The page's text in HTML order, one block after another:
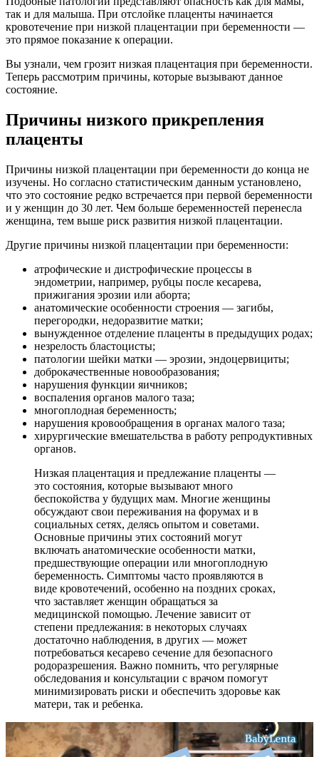
так и для малыша. При отслойке плаценты начинается
кровотечение при низкой плацентации при беременности —
это прямое показание к операции.
Вы узнали, чем грозит низкая плацентация при беременности.
Теперь рассмотрим причины, которые вызывают данное
состояние.
Причины низкого прикрепления
плаценты
Причины низкой плацентации при беременности до конца не
изучены. Но согласно статистическим данным установлено,
что это состояние редко встречается при первой беременности
и у женщин до 30 лет. Чем больше беременностей перенесла
женщина, тем выше риск развития низкой плацентации.
Другие причины низкой плацентации при беременности:
атрофические и дистрофические процессы в
эндометрии, например, рубцы после кесарева,
прижигания эрозии или аборта;
анатомические особенности строения — загибы,
перегородки, недоразвитие матки;
вынужденное отделение плаценты в предыдущих родах;
незрелость бластоцисты;
патологии шейки матки — эрозии, эндоцервициты;
доброкачественные новообразования;
нарушения функции яичников;
воспаления органов малого таза;
многоплодная беременность;
нарушения кровообращения в органах малого таза;
хирургические вмешательства в работу репродуктивных
органов.
Низкая плацентация и предлежание плаценты —
это состояния, которые вызывают много
беспокойства у будущих мам. Многие женщины
обсуждают свои переживания на форумах и в
социальных сетях, делясь опытом и советами.
Основные причины этих состояний могут
включать анатомические особенности матки,
предшествующие операции или многоплодную
беременность. Симптомы часто проявляются в
виде кровотечений, особенно на поздних сроках,
что заставляет женщин обращаться за
медицинской помощью. Лечение зависит от
степени предлежания: в некоторых случаях
достаточно наблюдения, в других — может
потребоваться кесарево сечение для безопасного
родоразрешения. Важно помнить, что регулярные
обследования и консультации с врачом помогут
минимизировать риски и обеспечить здоровье как
матери, так и ребенка.